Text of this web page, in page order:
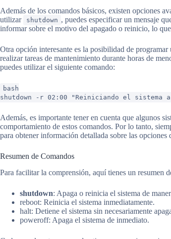
Además de los comandos básicos, existen opciones
utilizar
shutdown , puedes especificar un mensaje
informar sobre el motivo del apagado o reinicio, lo
Otra opción interesante es la posibilidad de
realizar tareas de mantenimiento durante horas de
puedes utilizar el siguiente comando:
bash
shutdown -r 02:00 "Reiniciando el sistema
Además, es importante tener en cuenta que algunos
comportamiento de estos comandos. Por lo tanto,
para obtener información detallada sobre las
Resumen de Comandos
Para facilitar la comprensión, aquí tienes un resumen
shutdown: Apaga o reinicia el sistema de
reboot: Reinicia el sistema inmediatamente.
halt: Detiene el sistema sin necesariamente
poweroff: Apaga el sistema de inmediato.